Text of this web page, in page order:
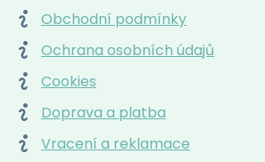
Obchodní podmínky
Ochrana osobních údajů
Cookies
Doprava a platba
Vracení a reklamace